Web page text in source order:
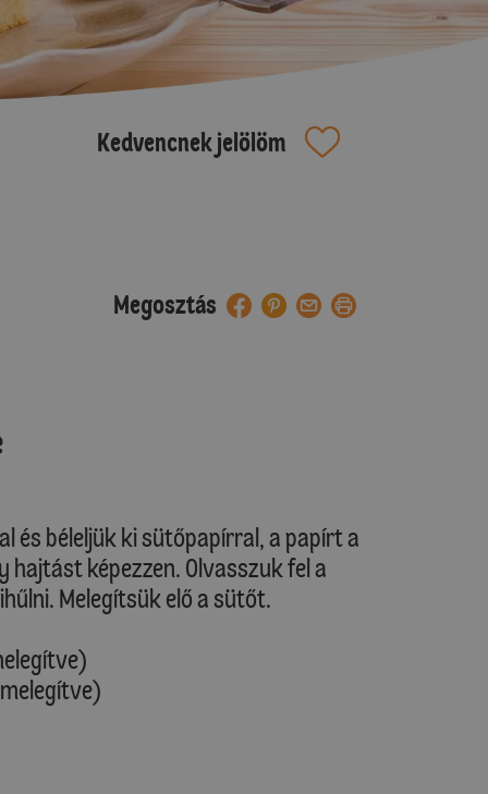
Kedvencnek jelölöm
Megosztás
és béleljük ki sütőpapírral, a papírt a
képezzen. Olvasszuk fel a
Melegítsük elő a sütőt.